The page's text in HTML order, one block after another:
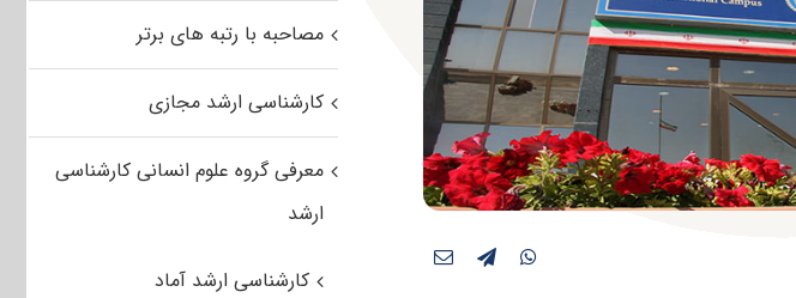
مصاحبه با رتبه های برتر
کارشناسی ارشد مجازی
معرفی گروه علوم انسانی کارشناسی
ارشد
کارشناسی ارشد آماد